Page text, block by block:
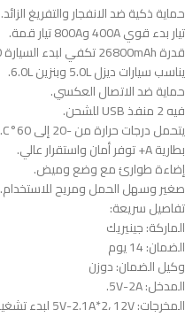
حماية ذكية ضد الانفجار والتفريغ الزائد.
تيار بدء قوي 400A و800A تيار قمة.
قدرة 26800mAh تكفي لبدء السيارة 40 مرة.
يناسب سيارات ديزل 5.0L وبنزين 6.0L.
حماية ضد الاتصال العكسي.
فيه 2 منفذ USB للشحن.
يتحمل درجات حرارة من -20 إلى 60°C.
بطارية A+ توفر أمان واستقرار عالي.
إضاءة طوارئ مع وضع وميض.
صغير وسهل الحمل ومريح للاستخدام.
تفاصيل سريعة:
الماركة: جينيريك
الضمان: 14 يوم
وكيل الضمان: دوزن
المدخل: 5V-2A.
المخرجات: 5V-2.1A*2، 12V لبدء تشغيل السيارة.